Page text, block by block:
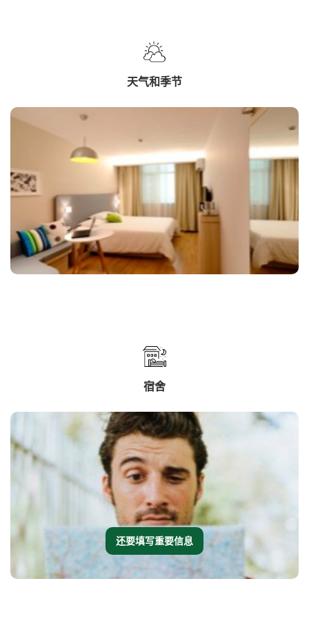
天气和季节
宿舍
还要填写重要信息